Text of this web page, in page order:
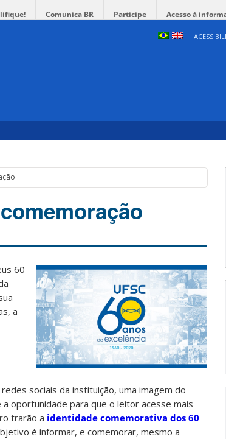
Comunica BR Participe Acesso à
60
a
sociais da instituição, uma imagem do
oportunidade para que o leitor acesse mais
trarão a identidade comemorativa dos 60
é informar, e comemorar, mesmo a